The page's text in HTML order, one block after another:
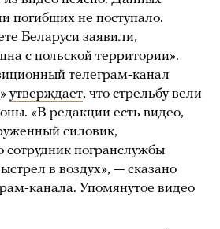
погибших не поступало.
Беларуси заявили,
с польской территории».
телеграм-канал
утверждает, что стрельбу вели
«В редакции есть видео,
силовик,
погранслужбы
в воздух», — сказано
канала. Упомянутое видео